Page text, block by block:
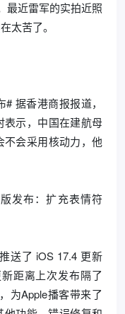
最近雷军的实拍近照
太苦了。
据香港商报报道，
表示，中国在建航母
会采用核动力，他
发布：扩充表情符
送了 iOS 17.4 更新
距离上次发布隔了
为Apple播客带来了